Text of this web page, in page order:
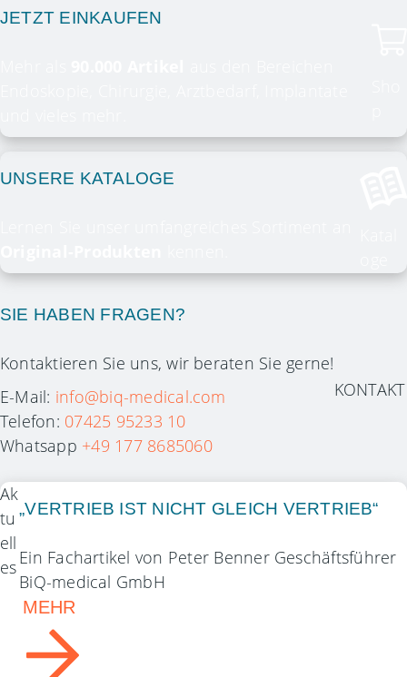
JETZT EINKAUFEN
UNSERE KATALOGE
SIE HABEN FRAGEN?
Kontaktieren Sie uns, wir beraten Sie gerne!
E-Mail: info@biq-medical.com
Telefon: 07425 95233 10
Whatsapp +49 177 8685060
KONTAKT
Ak
tu
ell
es
„VERTRIEB IST NICHT GLEICH VERTRIEB“
Ein Fachartikel von Peter Benner Geschäftsführer
BiQ-medical GmbH
MEHR